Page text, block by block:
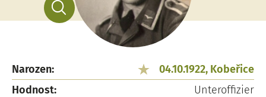
Narozen:
04.10.1922, Kobeřice
Hodnost:
Unteroffizier